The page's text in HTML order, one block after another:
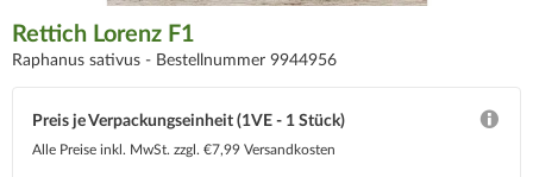
Rettich Lorenz F1
Raphanus sativus - Bestellnummer 9944956
Preis je Verpackungseinheit (1VE - 1 Stück)
Alle Preise inkl. MwSt. zzgl. €7,99 Versandkosten